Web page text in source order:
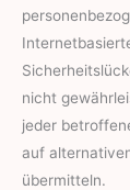
nicht
jeder
auf
übermitteln.